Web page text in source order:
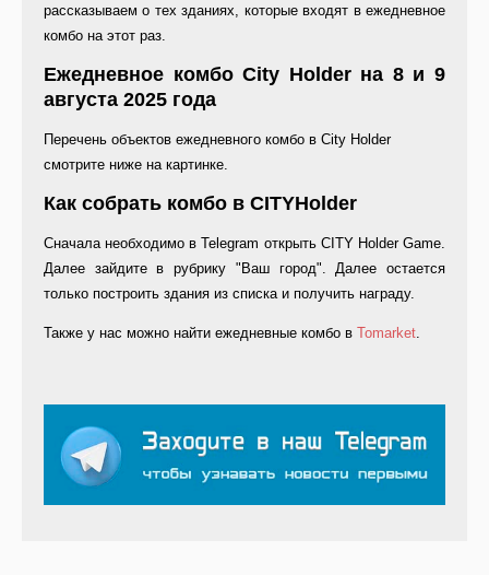
рассказываем о тех зданиях, которые входят в ежедневное
комбо на этот раз.
Ежедневное комбо City Holder на 8 и 9
августа 2025 года
Перечень объектов ежедневного комбо в City Holder
смотрите ниже на картинке.
Как собрать комбо в CITYHolder
Сначала необходимо в Telegram открыть CITY Holder Game.
Далее зайдите в рубрику "Ваш город". Далее остается
только построить здания из списка и получить награду.
Также у нас можно найти ежедневные комбо в Tomarket.